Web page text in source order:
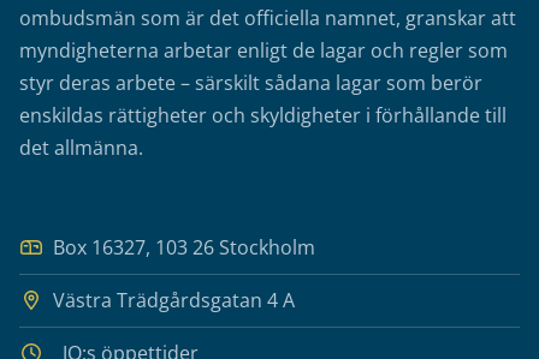
ombudsmän som är det officiella namnet, granskar att
myndigheterna arbetar enligt de lagar och regler som
styr deras arbete – särskilt sådana lagar som berör
enskildas rättigheter och skyldigheter i förhållande till
det allmänna.
Box 16327, 103 26 Stockholm
Västra Trädgårdsgatan 4 A
JO:s öppettider